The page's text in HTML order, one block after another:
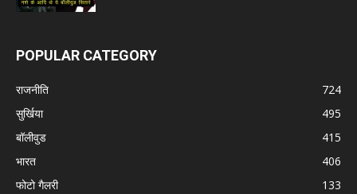
POPULAR CATEGORY
राजनीति
724
सुर्खिया
495
बॉलीवुड
415
भारत
406
फोटो गैलरी
133